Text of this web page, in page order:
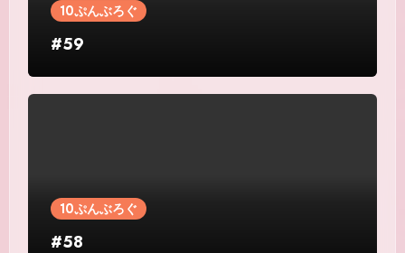
10ぷんぶろぐ
#59
10ぷんぶろぐ
#58